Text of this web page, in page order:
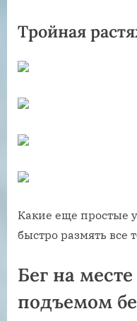
Тройная
Какие еще простые
быстро размять все
Бег на
подъемом